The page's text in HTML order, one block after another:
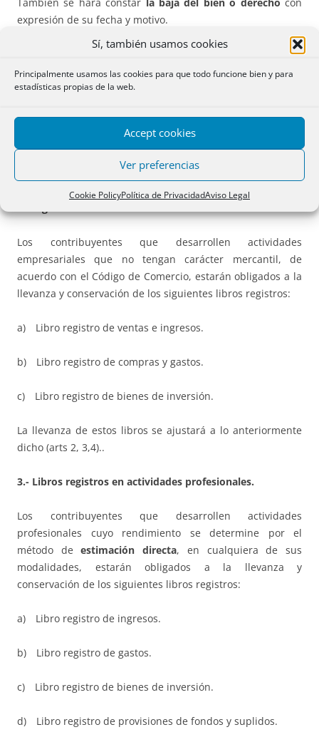
Sí, también usamos cookies
Principalmente usamos las cookies para que todo funcione bien y para
estadísticas propias de la web.
Accept cookies
Ver preferencias
Cookie PolicyPolítica de PrivacidadAviso Legal
expresión de su fecha y motivo.
En el supuesto de
, deberán hacerse
constar los datos necesarios para la identificación de la
operación.
Respecto a los
, si el empresario es
diversos establecimientos, podrá llevar uno por
2.- Actividad empresarial que no tenga carácter mercantil
Los contribuyentes que desarrollen actividades
empresariales que no tengan carácter mercantil, de
acuerdo con el Código de Comercio, estarán obligados a la
llevanza y conservación de los siguientes libros registros:
a) Libro registro de ventas e ingresos.
b) Libro registro de compras y gastos.
c) Libro registro de bienes de inversión.
La llevanza de estos libros se ajustará a lo anteriormente
dicho (arts 2, 3,4)..
3.- Libros registros en actividades profesionales.
Los contribuyentes que desarrollen actividades
profesionales cuyo rendimiento se determine por el
método deestimación directa, en cualquiera de sus
modalidades, estarán obligados a la llevanza y
conservación de los siguientes libros registros:
a) Libro registro de ingresos.
b) Libro registro de gastos.
c) Libro registro de bienes de inversión.
d) Libro registro de provisiones de fondos y suplidos.